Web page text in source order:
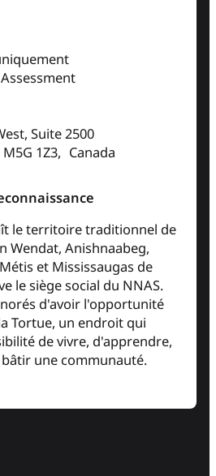
Suite 2500
1Z3, Canada
le territoire traditionnel de
Wendat, Anishnaabeg,
et Mississaugas de
le siège social du NNAS.
d'avoir l'opportunité
Tortue, un endroit qui
de vivre, d'apprendre,
une communauté.